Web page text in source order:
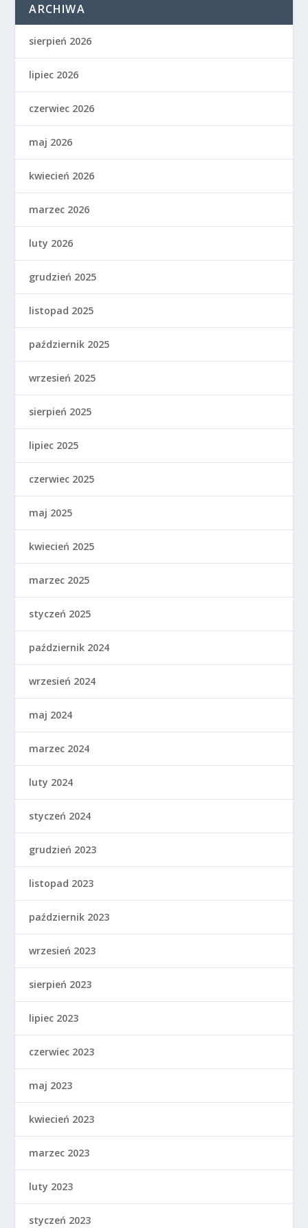
ARCHIWA
sierpień 2026
lipiec 2026
czerwiec 2026
maj 2026
kwiecień 2026
marzec 2026
luty 2026
grudzień 2025
listopad 2025
październik 2025
wrzesień 2025
sierpień 2025
lipiec 2025
czerwiec 2025
maj 2025
kwiecień 2025
marzec 2025
styczeń 2025
październik 2024
wrzesień 2024
maj 2024
marzec 2024
luty 2024
styczeń 2024
grudzień 2023
listopad 2023
październik 2023
wrzesień 2023
sierpień 2023
lipiec 2023
czerwiec 2023
maj 2023
kwiecień 2023
marzec 2023
luty 2023
styczeń 2023